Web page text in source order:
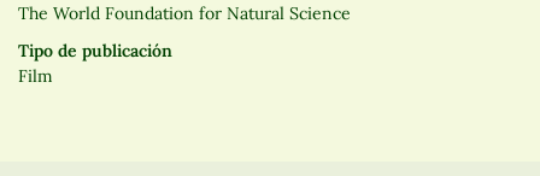
The World Foundation for Natural Science
Tipo de publicación
Film